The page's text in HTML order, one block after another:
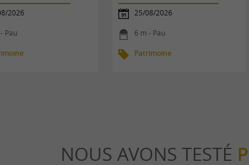
2026
Pau
25/08/2026
6 m - Pau
Patrimoine
NOUS AVONS TESTÉ